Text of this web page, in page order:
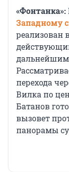
«Фонтанка»:
Западному
реализован
дальнейшим
перехода
Вилка по
Батанов
вызовет
панорамы